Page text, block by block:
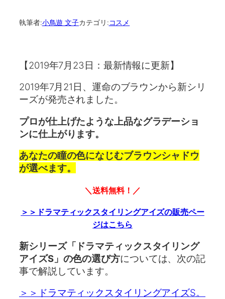
執筆者:小鳥遊 文子カテゴリ:コスメ
【2019年7月23日：最新情報に更新】
2019年7月21日、運命のブラウンから新シリ
ーズが発売されました。
プロが仕上げたような上品なグラデーショ
ンに仕上がります。
あなたの瞳の色になじむブラウンシャドウ
が選べます。
＼送料無料！／
＞＞ドラマティックスタイリングアイズの販売ペー
ジはこちら
新シリーズ「ドラマティックスタイリング
アイズS」の色の選び方については、次の記
事で解説しています。
＞＞ドラマティックスタイリングアイズS。